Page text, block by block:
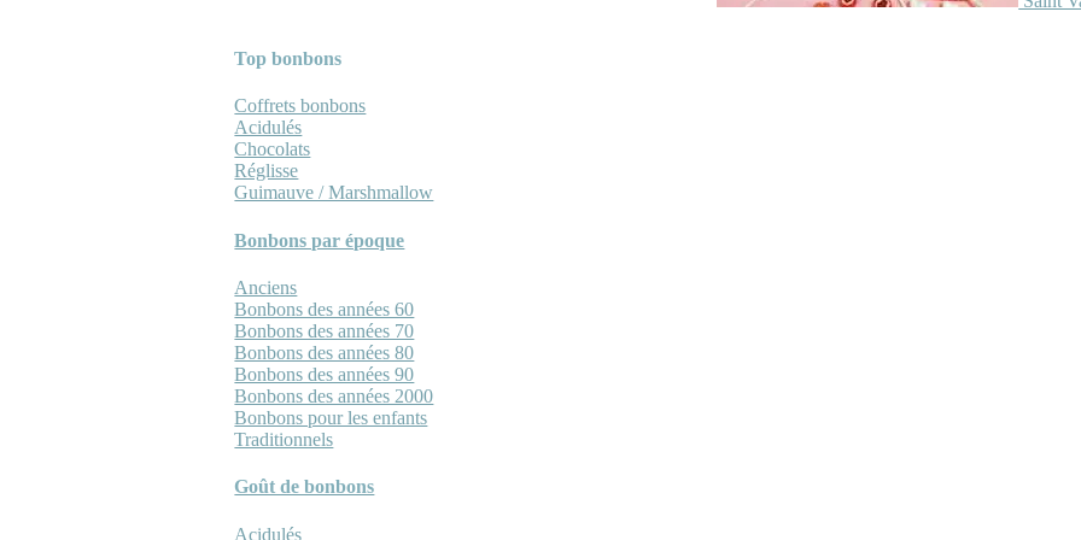
Top bonbons
Coffrets bonbons
Acidulés
Chocolats
Réglisse
Guimauve / Marshmallow
Bonbons par époque
Anciens
Bonbons des années 60
Bonbons des années 70
Bonbons des années 80
Bonbons des années 90
Bonbons des années 2000
Bonbons pour les enfants
Traditionnels
Goût de bonbons
Acidulés